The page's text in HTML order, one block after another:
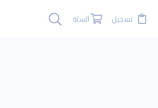
تسجيل السلة